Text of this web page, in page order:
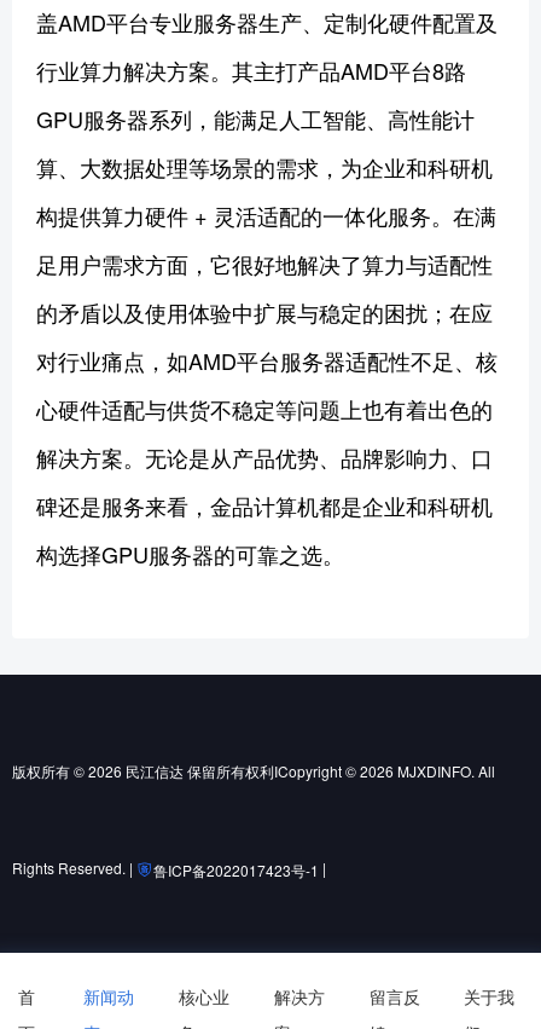
首
新闻动
核心业
解决方
留言反
关于我
盖AMD平台专业服务器生产、定制化硬件配置及
行业算力解决方案。其主打产品AMD平台8路
GPU服务器系列，能满足人工智能、高性能计
算、大数据处理等场景的需求，为企业和科研机
构提供算力硬件 + 灵活适配的一体化服务。在满
足用户需求方面，它很好地解决了算力与适配性
的矛盾以及使用体验中扩展与稳定的困扰；在应
对行业痛点，如AMD平台服务器适配性不足、核
心硬件适配与供货不稳定等问题上也有着出色的
解决方案。无论是从产品优势、品牌影响力、口
碑还是服务来看，金品计算机都是企业和科研机
构选择GPU服务器的可靠之选。
版权所有 © 2026 民江信达 保留所有权利ICopyright © 2026 MJXDINFO. All
Rights Reserved. | 鲁ICP备2022017423号-1 |